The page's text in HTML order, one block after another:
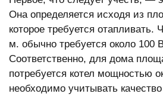
Она определяется исходя из
которое требуется отапливать.
м. обычно требуется около 100
Соответственно, для дома
потребуется котел мощностью
необходимо учитывать